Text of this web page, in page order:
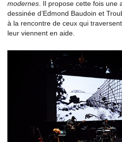
modernes . Il propose cette fois
dessinée d’Edmond Baudoin et
à la rencontre de ceux qui
leur viennent en aide.